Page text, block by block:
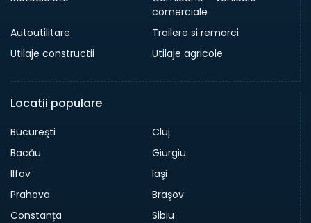
comerciale
Autoutilitare
Trailere si remorci
Utilaje constructii
Utilaje agricole
Locatii populare
Bucureşti
Cluj
Bacău
Giurgiu
Ilfov
Iaşi
Prahova
Braşov
Constanța
Sibiu